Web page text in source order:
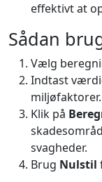
effektivt at
Sådan
Vælg
Indtast
miljøfaktorer.
Klik på
svagheder.
Brug Nulstil